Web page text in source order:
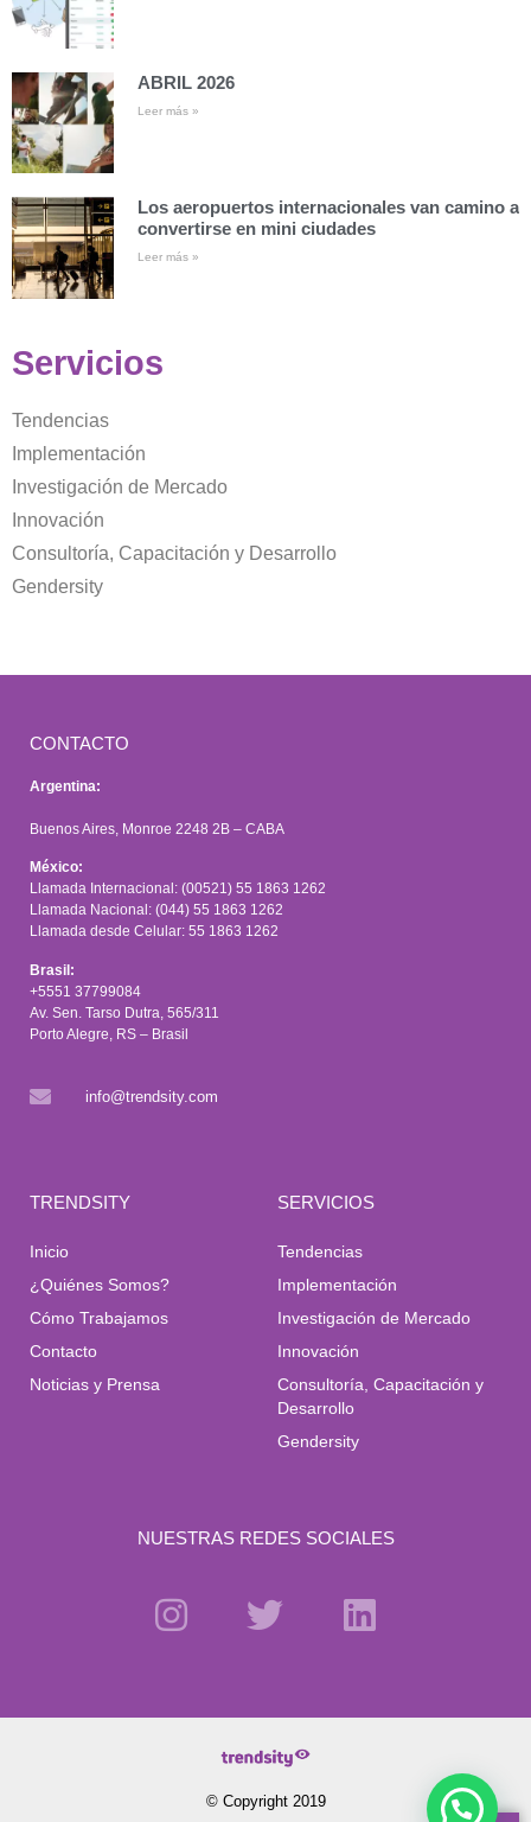
ABRIL 2026
Leer más »
Los aeropuertos internacionales van camino a
convertirse en mini ciudades
Leer más »
Servicios
Tendencias
Implementación
Investigación de Mercado
Innovación
Consultoría, Capacitación y Desarrollo
Gendersity
CONTACTO
Argentina:
Buenos Aires, Monroe 2248 2B – CABA
México:
Llamada Internacional: (00521) 55 1863 1262
Llamada Nacional: (044) 55 1863 1262
Llamada desde Celular: 55 1863 1262
Brasil:
+5551 37799084
Av. Sen. Tarso Dutra, 565/311
Porto Alegre, RS – Brasil
info@trendsity.com
TRENDSITY
Inicio
¿Quiénes Somos?
Cómo Trabajamos
Contacto
Noticias y Prensa
SERVICIOS
Tendencias
Implementación
Investigación de Mercado
Innovación
Consultoría, Capacitación y
Desarrollo
Gendersity
NUESTRAS REDES SOCIALES
© Copyright 2019